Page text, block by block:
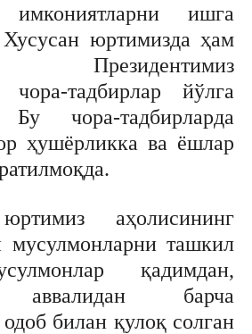
ишга
Хусусан юртимизда ҳам
Президентимиз
чора-тадбирлар йўлга
Бу чора-тадбирларда
ҳушёрликка ва ёшлар
аҳолисининг
мусулмонларни ташкил
қадимдан,
аввалидан барча
билан қулоқ солган